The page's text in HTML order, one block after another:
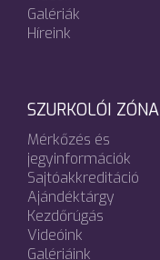
Galériák
Híreink
SZURKOLÓI ZÓNA
Mérkőzés és
jegyinformációk
Sajtóakkreditáció
Ajándéktárgy
Kezdőrúgás
Videóink
Galériáink